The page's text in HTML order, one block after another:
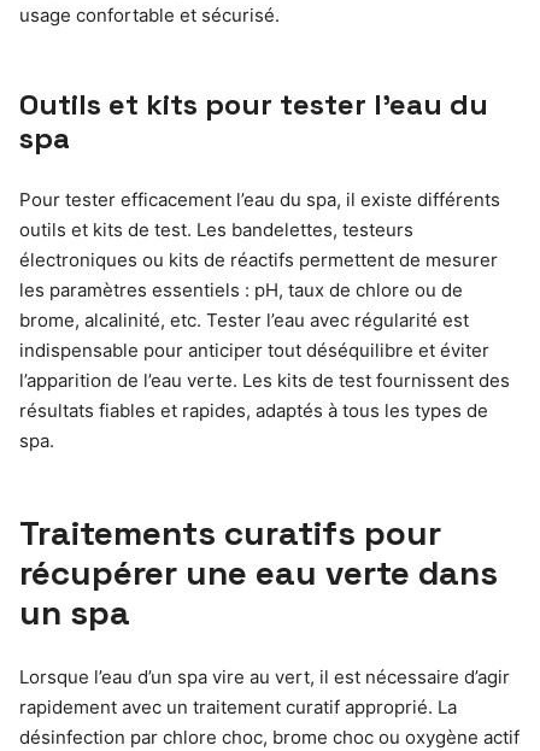
usage confortable et sécurisé.
Outils et kits pour tester l’eau du
spa
Pour tester efficacement l’eau du spa, il existe différents
outils et kits de test. Les bandelettes, testeurs
électroniques ou kits de réactifs permettent de mesurer
les paramètres essentiels : pH, taux de chlore ou de
brome, alcalinité, etc. Tester l’eau avec régularité est
indispensable pour anticiper tout déséquilibre et éviter
l’apparition de l’eau verte. Les kits de test fournissent des
résultats fiables et rapides, adaptés à tous les types de
spa.
Traitements curatifs pour
récupérer une eau verte dans
un spa
Lorsque l’eau d’un spa vire au vert, il est nécessaire d’agir
rapidement avec un traitement curatif approprié. La
désinfection par chlore choc, brome choc ou oxygène actif